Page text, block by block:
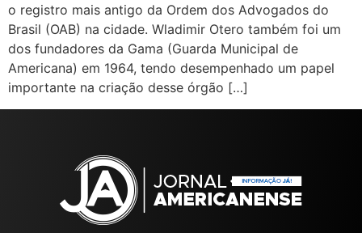
o registro mais antigo da Ordem dos Advogados do
Brasil (OAB) na cidade. Wladimir Otero também foi um
dos fundadores da Gama (Guarda Municipal de
Americana) em 1964, tendo desempenhado um papel
importante na criação desse órgão […]